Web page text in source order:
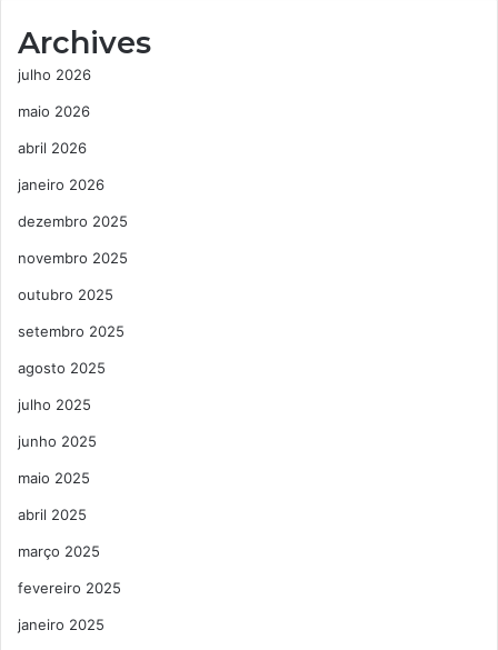
Archives
julho 2026
maio 2026
abril 2026
janeiro 2026
dezembro 2025
novembro 2025
outubro 2025
setembro 2025
agosto 2025
julho 2025
junho 2025
maio 2025
abril 2025
março 2025
fevereiro 2025
janeiro 2025